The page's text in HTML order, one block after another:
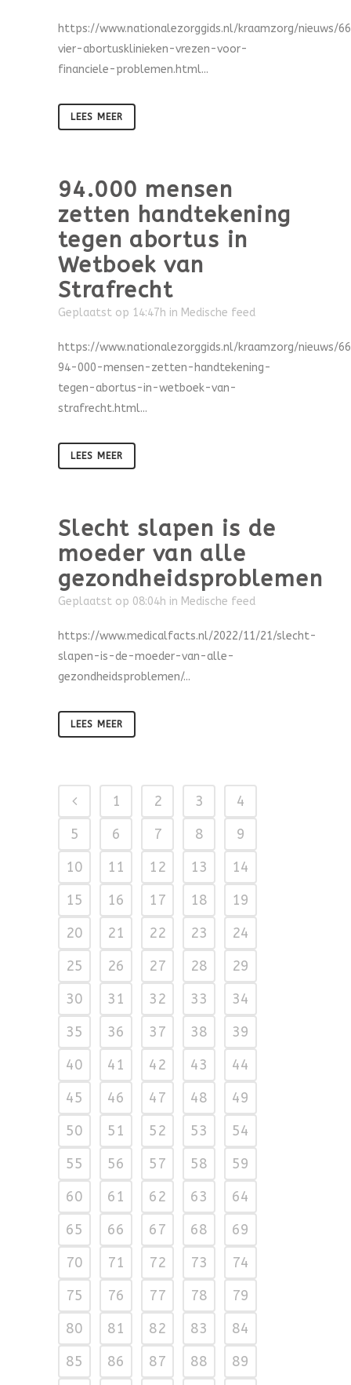
https://www.nationalezorggids.nl/kraamzorg/nieuws/
vier-abortusklinieken-vrezen-voor-
financiele-problemen.html...
LEES MEER
94.000 mensen
zetten handtekening
tegen abortus in
Wetboek van
Strafrecht
Geplaatst op 14:47h in Medische feed
https://www.nationalezorggids.nl/kraamzorg/nieuws/
94-000-mensen-zetten-handtekening-
tegen-abortus-in-wetboek-van-
strafrecht.html...
LEES MEER
Slecht slapen is de
moeder van alle
gezondheidsproblemen
Geplaatst op 08:04h in Medische feed
https://www.medicalfacts.nl/2022/11/21/slecht-
slapen-is-de-moeder-van-alle-
gezondheidsproblemen/...
LEES MEER
1 2 3
4
5
6 7 8
9
10
11 12 13
14
15
16 17 18
19
20
21 22 23
24
25
26 27 28
29
30
31 32 33
34
35
36 37 38
39
40
41 42 43
44
45
46 47 48
49
50
51 52 53
54
55
56 57 58
59
60
61 62 63
64
65
66 67 68
69
70
71 72 73
74
75
76 77 78
79
80
81 82 83
84
85
86 87 88
89